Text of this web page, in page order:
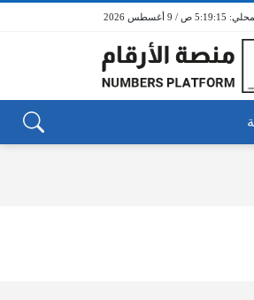
5:19:15 ص / 9 أغسطس 2026